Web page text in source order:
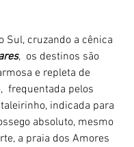
Sul, cruzando a cênica
,  os destinos são
e repleta de
frequentada pelos
indicada para
absoluto, mesmo
a praia dos Amores